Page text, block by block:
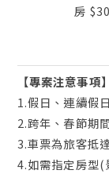
房
【專案注意事項】
1.假日、連續假
2.跨年、春節期
3.車票為旅客抵
4.如需指定房型(